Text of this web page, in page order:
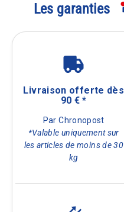
Les garanties
Livraison offerte dès
90 € *
Par Chronopost
*Valable uniquement sur
les articles de moins de 30
kg